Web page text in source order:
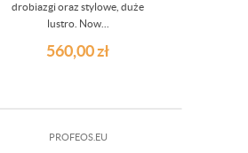
drobiazgi oraz stylowe, duże
lustro. Now...
560,00zł
PROFEOS.EU